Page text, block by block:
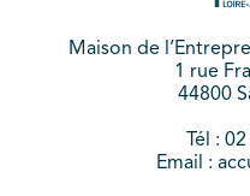
Maison de
1 rue
44800
Tél :
Email :